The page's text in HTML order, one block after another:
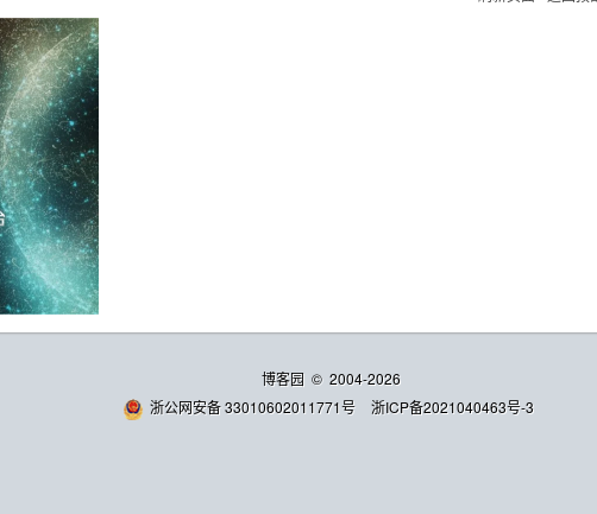
博客园 © 2004-2026
浙公网安备 33010602011771号
浙ICP备2021040463号-3